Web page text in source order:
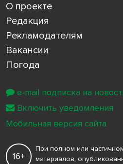
О проекте
Редакция
Рекламодателям
Вакансии
Погода
16+
При полном или
материалов,
e-mail подписка на
Включить уведомления
Мобильная версия сайта